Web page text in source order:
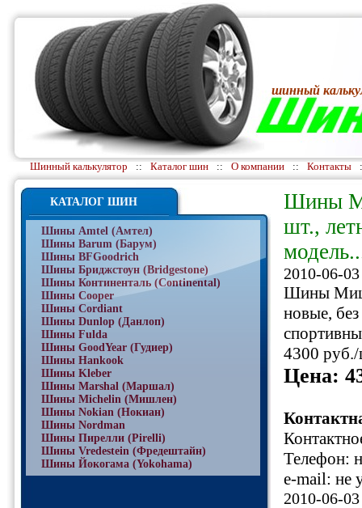
шинный
Шинный калькулятор :: Каталог шин :: О компании :: Контакты
КАТАЛОГ ШИН
Шины Amtel (Амтел)
Шины Barum (Барум)
Шины BFGoodrich
Шины Бриджстоун (Bridgestone)
Шины Континенталь (Continental)
Шины Cooper
Шины Cordiant
Шины Dunlop (Данлоп)
Шины Fulda
Шины GoodYear (Гудиер)
Шины Hankook
Шины Kleber
Шины Marshal (Маршал)
Шины Michelin (Мишлен)
Шины Nokian (Нокиан)
Шины Nordman
Шины Пирелли (Pirelli)
Шины Vredestein (Фредештайн)
Шины Йокогама (Yokohama)
Шины
шт.,
2010-06-
Шины
новые,
4300
Цена:
Телефон:
e-mail: не
2010-06-